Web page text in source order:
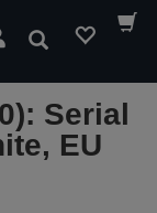
Pesquisar
Serial
EU